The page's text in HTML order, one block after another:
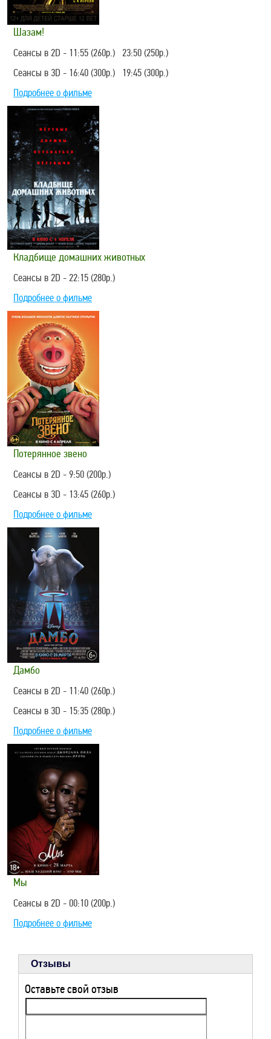
Шазам!
Сеансы в 2D - 11:55 (260р.) 23:50 (250р.)
Сеансы в 3D - 16:40 (300р.) 19:45 (300р.)
Подробнее о фильме
Кладбище домашних животных
Сеансы в 2D - 22:15 (280р.)
Подробнее о фильме
Потерянное звено
Сеансы в 2D - 9:50 (200р.)
Сеансы в 3D - 13:45 (260р.)
Подробнее о фильме
Дамбо
Сеансы в 2D - 11:40 (260р.)
Сеансы в 3D - 15:35 (280р.)
Подробнее о фильме
Мы
Сеансы в 2D - 00:10 (200р.)
Подробнее о фильме
Отзывы
Оставьте свой отзыв